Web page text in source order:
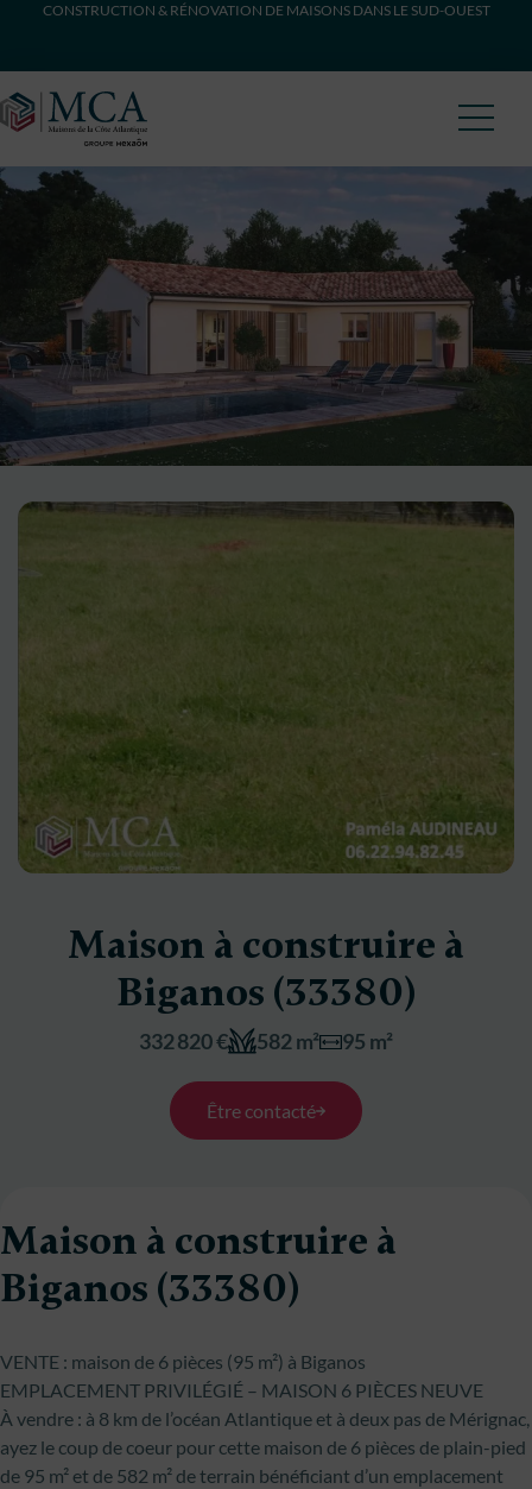
CONSTRUCTION & RÉNOVATION DE MAISONS DANS LE SUD-OUEST
Maison à construire à
Biganos (33380)
332 820 € 582 m² 95 m²
Être contacté
Maison à construire à
Biganos (33380)
VENTE : maison de 6 pièces (95 m²) à Biganos
EMPLACEMENT PRIVILÉGIÉ – MAISON 6 PIÈCES NEUVE
À vendre : à 8 km de l’océan Atlantique et à deux pas de Mérignac,
ayez le coup de coeur pour cette maison de 6 pièces de plain-pied
de 95 m² et de 582 m² de terrain bénéficiant d’un emplacement